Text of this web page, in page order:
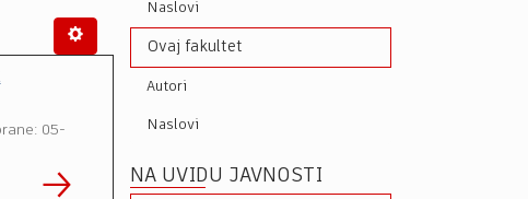
05-
Naslovi
Ovaj fakultet
Autori
Naslovi
NA UVIDU JAVNOSTI